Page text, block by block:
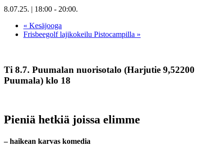
8.07.25. | 18:00 - 20:00.
« Kesäjooga
Frisbeegolf lajikokeilu Pistocampilla »
Ti 8.7. Puumalan nuorisotalo (Harjutie 9,52200
Puumala) klo 18
Pieniä hetkiä joissa elimme
– haikean karvas komedia